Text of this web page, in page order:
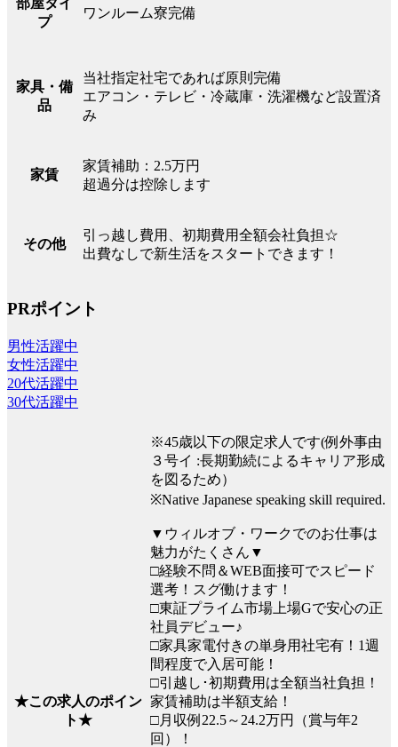
部屋タイ
プ
ワンルーム寮完備
家具・備
品
当社指定社宅であれば原則完備
エアコン・テレビ・冷蔵庫・洗濯機など設置済
み
家賃
家賃補助：2.5万円
超過分は控除します
その他
引っ越し費用、初期費用全額会社負担☆
出費なしで新生活をスタートできます！
PRポイント
男性活躍中
女性活躍中
20代活躍中
30代活躍中
★この求人のポイン
ト★
※45歳以下の限定求人です(例外事由
３号イ :長期勤続によるキャリア形成
を図るため）
※Native Japanese speaking skill required.
▼ウィルオブ・ワークでのお仕事は
魅力がたくさん▼
□経験不問＆WEB面接可でスピード
選考！スグ働けます！
□東証プライム市場上場Gで安心の正
社員デビュー♪
□家具家電付きの単身用社宅有！1週
間程度で入居可能！
□引越し･初期費用は全額当社負担！
家賃補助は半額支給！
□月収例22.5～24.2万円（賞与年2
回）！